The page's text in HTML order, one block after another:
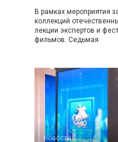
В рамках мероприятия
коллекций
лекции экспертов и
фильмов. Седьмая
Новости